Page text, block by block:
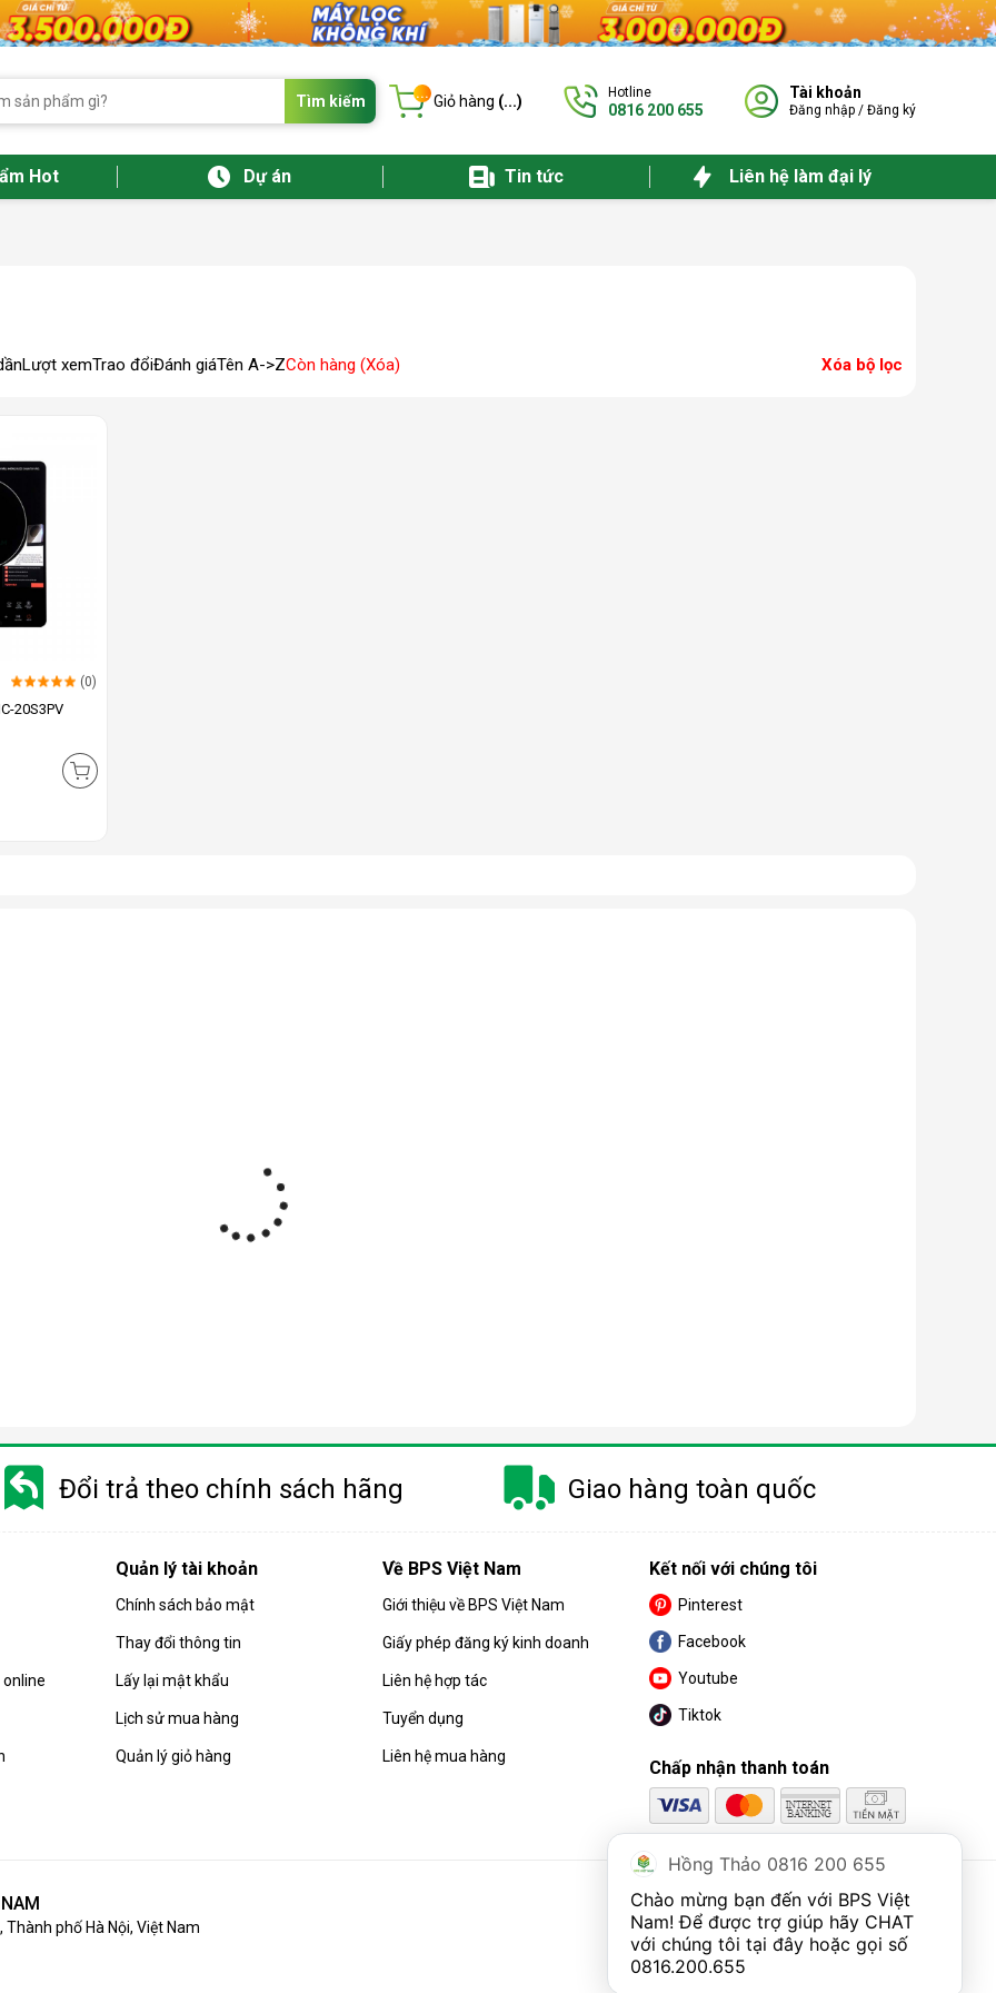
Tìm kiếm ... Giỏ hàng (...) Hotline
0816 200 655
Tài khoản
Đăng nhập / Đăng ký
Hot Dự án Tin tức Liên hệ làm đại lý
Lượt xemTrao đổiĐánh giáTên A->ZCòn hàng (Xóa) Xóa bộ lọc
(0)
20S3PV
Đổi trả theo chính sách hãng Giao hàng toàn quốc
Quản lý tài khoản
Chính sách bảo mật
Thay đổi thông tin
Lấy lại mật khẩu
Lịch sử mua hàng
Quản lý giỏ hàng
Về BPS Việt Nam
Giới thiệu về BPS Việt Nam
Giấy phép đăng ký kinh doanh
Liên hệ hợp tác
Tuyển dụng
Liên hệ mua hàng
Kết nối với chúng tôi
Pinterest
Facebook
Youtube
Tiktok
Chấp nhận thanh toán
phố Hà Nội, Việt Nam
Hồng Thảo 0816 200 655
Chào mừng bạn đến với BPS Việt
Nam! Để được trợ giúp hãy CHAT
0816.200.655